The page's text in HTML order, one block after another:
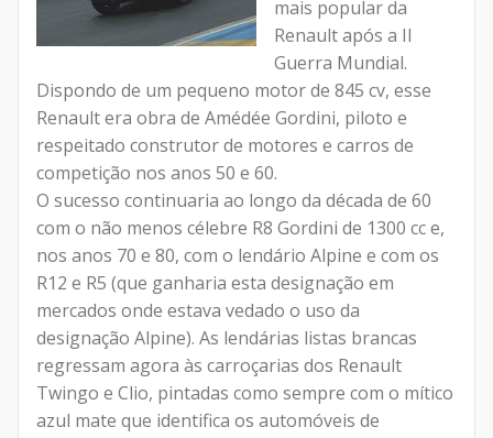
mais popular da
Renault após a II
Guerra Mundial.
Dispondo de um pequeno motor de 845 cv, esse
Renault era obra de Amédée Gordini, piloto e
respeitado construtor de motores e carros de
competição nos anos 50 e 60.
O sucesso continuaria ao longo da década de 60
com o não menos célebre R8 Gordini de 1300 cc e,
nos anos 70 e 80, com o lendário Alpine e com os
R12 e R5 (que ganharia esta designação em
mercados onde estava vedado o uso da
designação Alpine). As lendárias listas brancas
regressam agora às carroçarias dos Renault
Twingo e Clio, pintadas como sempre com o mítico
azul mate que identifica os automóveis de